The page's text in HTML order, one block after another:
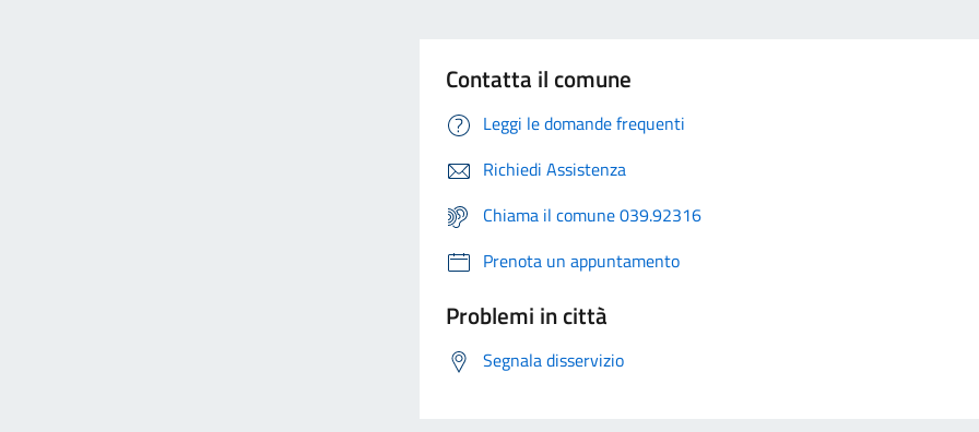
Contatta il comune
Leggi le domande frequenti
Richiedi Assistenza
Chiama il comune 039.92316
Prenota un appuntamento
Problemi in città
Segnala disservizio